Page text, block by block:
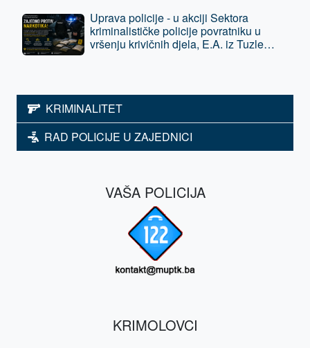
Uprava policije - u akciji Sektora
kriminalističke policije povratniku u
vršenju krivičnih djela, E.A. iz Tuzle
KRIMINALITET
RAD POLICIJE U ZAJEDNICI
VAŠA POLICIJA
KRIMOLOVCI